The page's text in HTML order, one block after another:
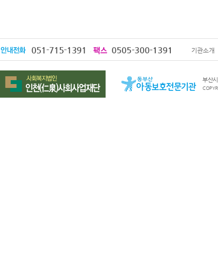
기관소개
부산